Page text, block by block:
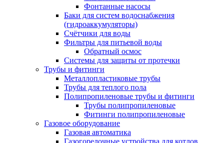
Фонтанные насосы
Баки для систем водоснабжения
(гидроаккумуляторы)
Счётчики для воды
Фильтры для питьевой воды
Обратный осмос
Системы для защиты от протечки
Трубы и фитинги
Металлопластиковые трубы
Трубы для теплого пола
Полипропиленовые трубы и фитинги
Трубы полипропиленовые
Фитинги полипропиленовые
Газовое оборудование
Газовая автоматика
Газогорелочные устройства для котлов